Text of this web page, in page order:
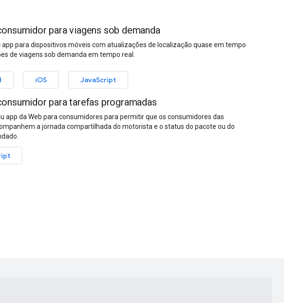
para viagens sob demanda
app para dispositivos móveis com atualizações de localização quase em tempo
de viagens sob demanda em tempo real.
iOS JavaScript
para tarefas programadas
app da Web para consumidores para permitir que os consumidores das
a jornada compartilhada do motorista e o status do pacote ou do